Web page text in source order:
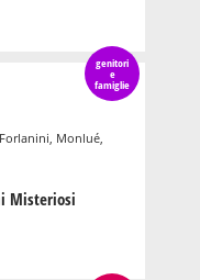
genitori
e
famiglie
Monlué,
Misteriosi